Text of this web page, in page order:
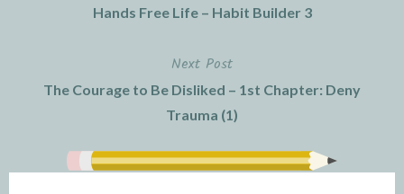
Hands Free Life – Habit Builder 3
Next Post
The Courage to Be Disliked – 1st Chapter: Deny
Trauma (1)